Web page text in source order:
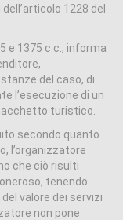
1228 del
e 1375 c.c., informa
del caso, di
l’esecuzione di un
turistico.
secondo quanto
l’organizzatore
che ciò risulti
tenendo
valore dei servizi
non pone